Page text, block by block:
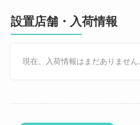
設置店舗・入荷情報
現在、入荷情報はまだありません